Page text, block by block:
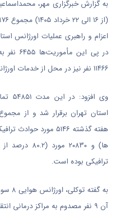
به گزارش خبرگزاری مهر،
اعزام و راهبری عملیات اورژانس
در پی
۱۱۴۶۶ نفر نیز در محل از خدمات اورژانس استفاده کردند.
وی
استان تهران برقرار شد و از
ها) و ۲۰۸۳۰
ترافیکی بوده است.
به
آن ۹ نفر مصدوم به مراکز درمانی انتقال یافته اند.